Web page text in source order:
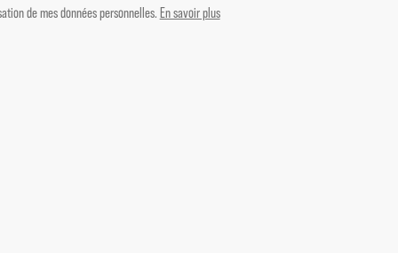
de mes données personnelles. En savoir plus